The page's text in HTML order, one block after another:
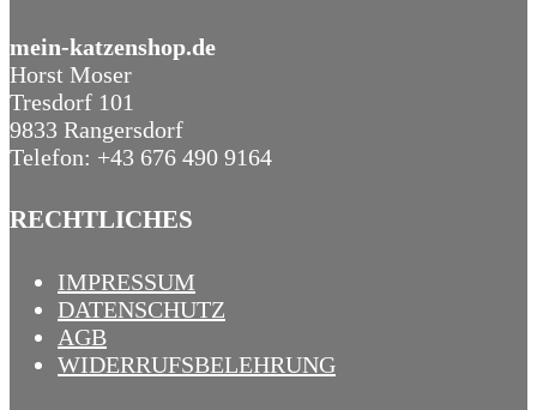
mein-katzenshop.de
Horst Moser
Tresdorf 101
9833 Rangersdorf
Telefon: +43 676 490 9164
RECHTLICHES
IMPRESSUM
DATENSCHUTZ
AGB
WIDERRUFSBELEHRUNG